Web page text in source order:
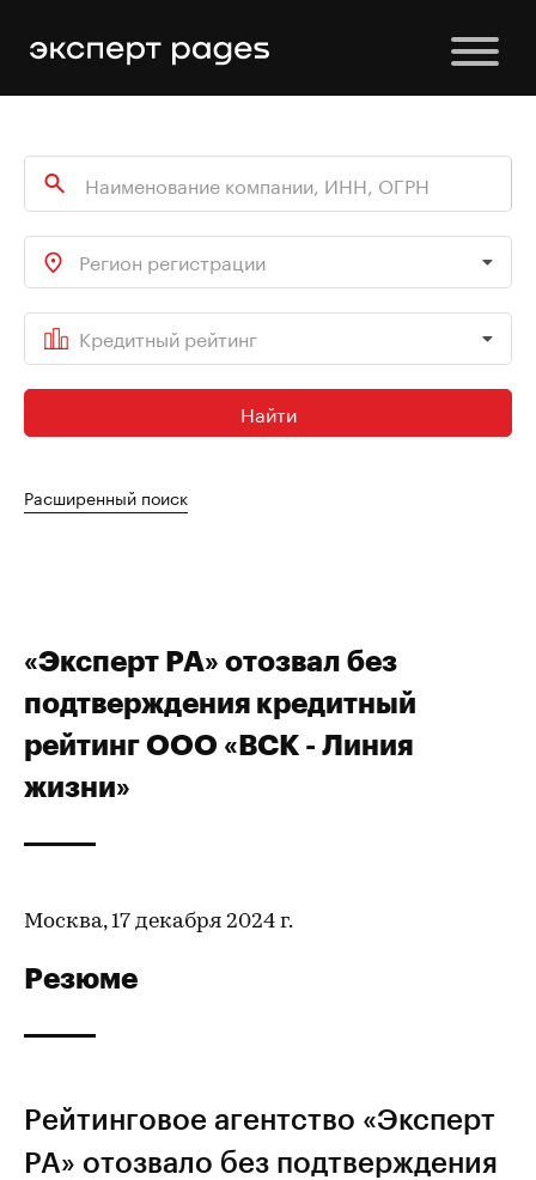
Регион регистрации
Кредитный рейтинг
Найти
Расширенный поиск
«Эксперт РА» отозвал без
подтверждения кредитный
рейтинг ООО «ВСК - Линия
жизни»
Москва, 17 декабря 2024 г.
Резюме
Рейтинговое агентство «Эксперт
РА» отозвало без подтверждения